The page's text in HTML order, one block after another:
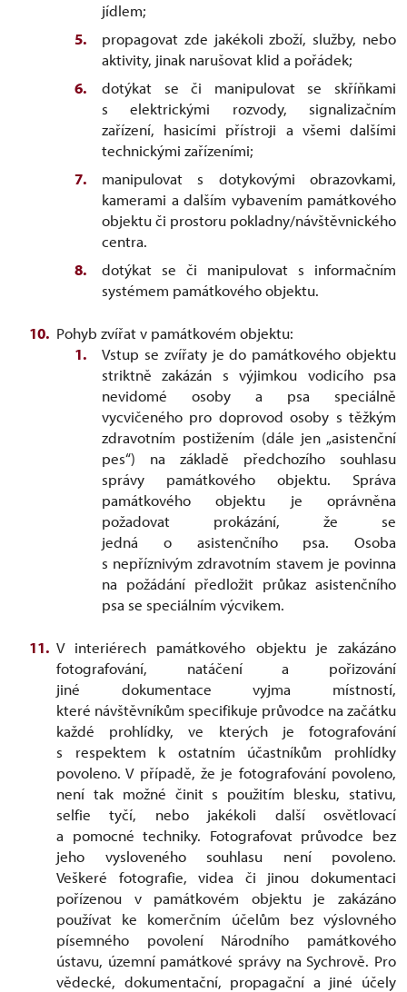
jídlem;
propagovat zde jakékoli zboží, služby, nebo
aktivity, jinak narušovat klid a pořádek;
dotýkat se či manipulovat se skříňkami
s elektrickými rozvody, signalizačním
zařízení, hasicími přístroji a všemi dalšími
technickými zařízeními;
manipulovat s dotykovými obrazovkami,
kamerami a dalším vybavením památkového
objektu či prostoru pokladny/návštěvnického
centra.
dotýkat se či manipulovat s informačním
systémem památkového objektu.
Pohyb zvířat v památkovém objektu:
Vstup se zvířaty je do památkového objektu
striktně zakázán s výjimkou vodicího psa
nevidomé osoby a psa speciálně
vycvičeného pro doprovod osoby s těžkým
zdravotním postižením (dále jen „asistenční
pes“) na základě předchozího souhlasu
správy památkového objektu. Správa
památkového objektu je oprávněna
požadovat prokázání, že se
jedná o asistenčního psa. Osoba
s nepříznivým zdravotním stavem je povinna
na požádání předložit průkaz asistenčního
psa se speciálním výcvikem.
V interiérech památkového objektu je zakázáno
fotografování, natáčení a pořizování
jiné dokumentace vyjma místností,
které návštěvníkům specifikuje průvodce na začátku
každé prohlídky, ve kterých je fotografování
s respektem k ostatním účastníkům prohlídky
povoleno. V případě, že je fotografování povoleno,
není tak možné činit s použitím blesku, stativu,
selfie tyčí, nebo jakékoli další osvětlovací
a pomocné techniky. Fotografovat průvodce bez
jeho vysloveného souhlasu není povoleno.
Veškeré fotografie, videa či jinou dokumentaci
pořízenou v památkovém objektu je zakázáno
používat ke komerčním účelům bez výslovného
písemného povolení Národního památkového
ústavu, územní památkové správy na Sychrově. Pro
vědecké, dokumentační, propagační a jiné účely